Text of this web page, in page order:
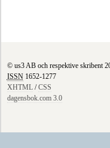
© us3 AB och respektive skribent
ISSN1652-1277
XHTML/CSS
dagensbok.com 3.0